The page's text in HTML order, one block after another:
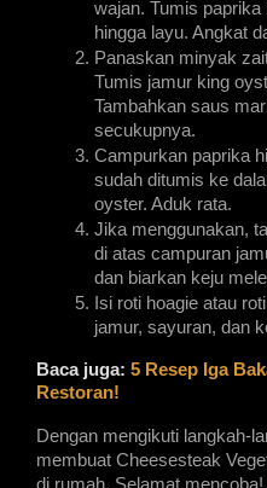
wajan. Tumis paprika
hingga layu. Angkat
Panaskan minyak
Tumis jamur king
Tambahkan saus
secukupnya.
Campurkan paprika
sudah ditumis ke
oyster. Aduk rata.
Jika menggunakan,
di atas campuran
dan biarkan keju
Isi roti hoagie atau
jamur, sayuran, dan
Baca juga: 5 Resep Iga
Restoran!
Dengan mengikuti langkah-
membuat Cheesesteak